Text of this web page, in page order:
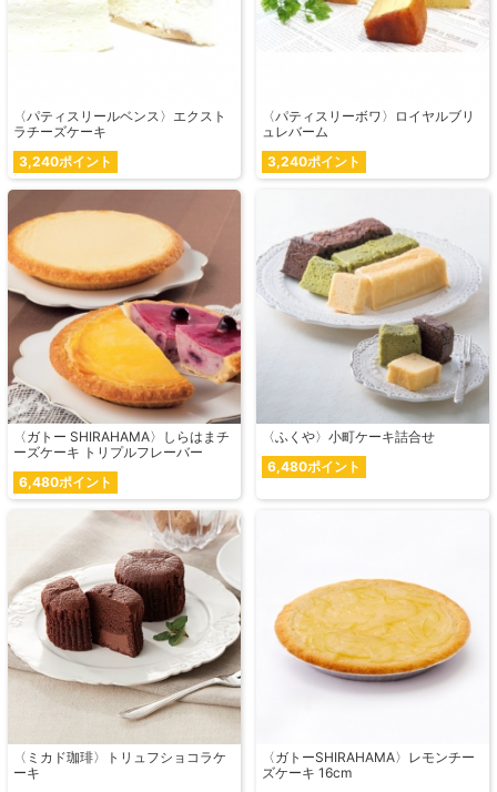
〈パティスリールベンス〉エクスト
ラチーズケーキ
3,240ポイント
〈パティスリーボワ〉ロイヤルブリ
ュレバーム
3,240ポイント
〈ガトー SHIRAHAMA〉しらはまチ
ーズケーキ トリプルフレーバー
6,480ポイント
〈ふくや〉小町ケーキ詰合せ
6,480ポイント
〈ミカド珈琲〉トリュフショコラケ
ーキ
〈ガトーSHIRAHAMA〉レモンチー
ズケーキ 16cm